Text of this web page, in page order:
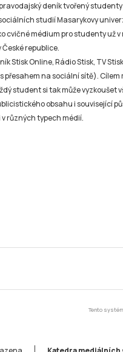
deník tvořený
studií Masarykovy
médium pro studenty už v
republice.
Stisk Online, Rádio Stisk, TV
na sociální sítě).
student si tak může vyzkoušet
obsahu i související
různých typech médií.
Tento